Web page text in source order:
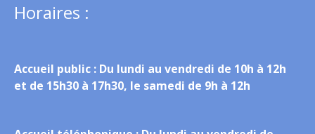
Horaires :
Accueil public : Du lundi au vendredi de 10h à 12h
et de 15h30 à 17h30, le samedi de 9h à 12h